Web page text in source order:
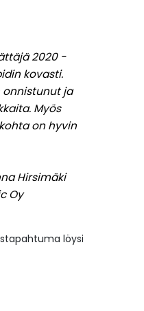
2020 -
kovasti.
onnistunut ja
Myös
on hyvin
Hirsimäki
Oy
löysi